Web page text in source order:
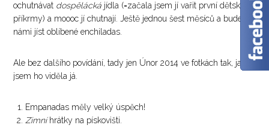
ochutnávat dospělácká jídla (=začala jsem jí vařit první dětské
příkrmy) a moooc jí chutnají. Ještě jednou šest měsíců a bude s
námi jíst oblíbené enchiladas.
Ale bez dalšího povídání, tady jen Únor 2014 ve fotkách tak, jak
jsem ho viděla já.
Empanadas měly velký úspěch!
Zimníhrátky na pískovišti.